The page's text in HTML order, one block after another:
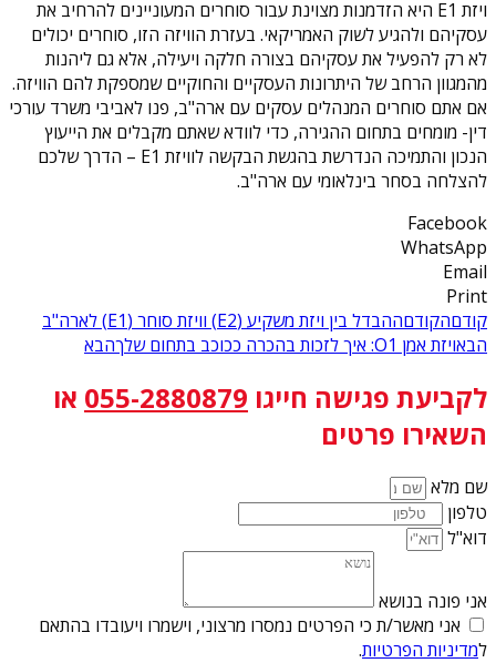
ויזת E1 היא הזדמנות מצוינת עבור סוחרים המעוניינים להרחיב את
עסקיהם ולהגיע לשוק האמריקאי. בעזרת הוויזה הזו, סוחרים יכולים
לא רק להפעיל את עסקיהם בצורה חלקה ויעילה, אלא גם ליהנות
מהמגוון הרחב של היתרונות העסקיים והחוקיים שמספקת להם הוויזה.
אם אתם סוחרים המנהלים עסקים עם ארה"ב, פנו לאביבי משרד עורכי
דין- מומחים בתחום ההגירה, כדי לוודא שאתם מקבלים את הייעוץ
הנכון והתמיכה הנדרשת בהגשת הבקשה לוויזת E1 – הדרך שלכם
להצלחה בסחר בינלאומי עם ארה"ב.
Facebook
WhatsApp
Email
Print
קודםהקודםההבדל בין ויזת משקיע (E2) וויזת סוחר (E1) לארה"ב
הבאויזת אמן O1: איך לזכות בהכרה ככוכב בתחום שלך הבא
לקביעת פגישה חייגו 055-2880879 או
השאירו פרטים
שם מלא
טלפון
דוא"ל
אני פונה בנושא
אני מאשר/ת כי הפרטים נמסרו מרצוני, וישמרו ויעובדו בהתאם
למדיניות הפרטיות.